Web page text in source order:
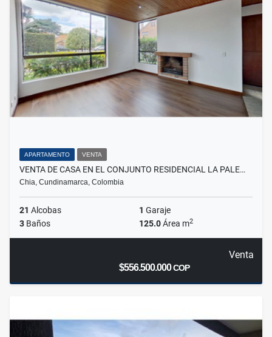
APARTAMENTO VENTA
VENTA DE CASA EN EL CONJUNTO RESIDENCIAL LA PALE…
Chia, Cundinamarca, Colombia
21 Alcobas 1 Garaje
3 Baños 125.0Área m2
Venta
$556.500.000COP